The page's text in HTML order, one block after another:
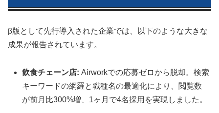
β版として先行導入された企業では、以下のような大きな
成果が報告されています。
飲食チェーン店: Airworkでの応募ゼロから脱却。検索
キーワードの網羅と職種名の最適化により、閲覧数
が前月比300%増、1ヶ月で4名採用を実現しました。